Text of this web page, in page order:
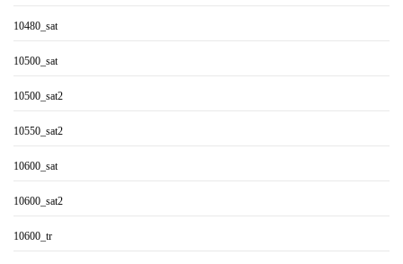
10480_sat
10500_sat
10500_sat2
10550_sat2
10600_sat
10600_sat2
10600_tr